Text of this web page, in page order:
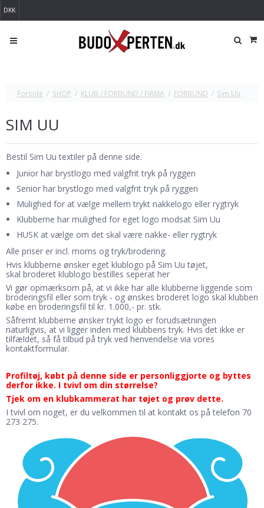
DKK
Forside / SHOP / KLUB / FORBUND / FIRMA / FORBUND / Sim Uu
SIM UU
Bestil Sim Uu textiler på denne side.
Junior har brystlogo med valgfrit tryk på ryggen
Senior har brystlogo med valgfrit tryk på ryggen
Mulighed for at vælge mellem trykt nakkelogo eller rygtryk
Klubberne har mulighed for eget logo modsat Sim Uu
HUSK at vælge om det skal være nakke- eller rygtryk
Alle priser er incl. moms og tryk/brodering.
Hvis klubberne ønsker eget klublogo på Sim Uu tøjet,
skal broderet klublogo bestilles seperat her
Vi gør opmærksom på, at vi ikke har alle klubberne liggende som
broderingsfil eller som tryk - og ønskes broderet logo skal klubben
købe en broderingsfil til kr. 1.000,- pr. stk.
Såfremt klubberne ønsker trykt logo er forudsætningen
naturligvis, at vi ligger inden med klubbens tryk. Hvis det ikke er
tilfældet, så få tilbud på tryk ved henvendelse via vores
kontaktformular.
Profiltøj, købt på denne side er personliggjorte og byttes
derfor ikke. I tvivl om din størrelse?
Tjek om en klubkammerat har tøjet og prøv dette.
I tvivl om noget, er du velkommen til at kontakt os på telefon 70
273 275.